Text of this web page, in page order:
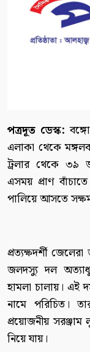
পত্রদূত ডেস্ক:
এলাকা থেকে
ট্রলার থেকে ৩৯
এসময় প্রাণ
পালিয়ে আসতে
প্রত্যক্ষদর্শী
জলদস্যু দল
হামলা চালায়। এই
নামে পরিচিত।
প্রয়োজনীয় সরঞ্জাম
নিয়ে যায়।